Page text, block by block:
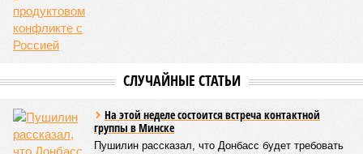
СЛУЧАЙНЫЕ СТАТЬИ
На этой неделе состоится встреча контактной
группы в Минске
Пушилин рассказал, что Донбасс будет требовать